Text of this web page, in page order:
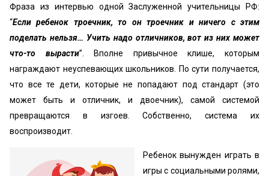
Фраза из интервью одной Заслуженной учительницы РФ:
“Если ребенок троечник, то он троечник и ничего с этим
поделать нельзя… Учить надо отличников, вот из них может
что-то вырасти”. Вполне привычное клише, которым
награждают неуспевающих школьников. По сути получается,
что все те дети, которые не попадают под стандарт (это
может быть и отличник, и двоечник), самой системой
превращаются в изгоев. Собственно, система их
воспроизводит.
Ребенок вынужден играть в
игры с социальными ролями,